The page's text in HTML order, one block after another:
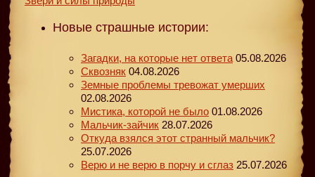
Новые страшные истории:
Загадки, на которые нет ответа 05.08.2026
Сквозняк 04.08.2026
Земные проблемы тревожат умерших
02.08.2026
Мистика, которой не было 01.08.2026
Мальчик-зайчик 28.07.2026
Откуда взялся этот странный мальчик?
25.07.2026
Верю и не верю в порчу и сглаз 25.07.2026